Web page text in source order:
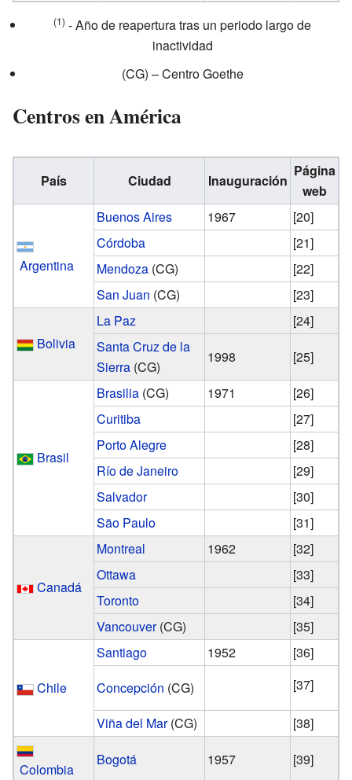
(1) -Año de reapertura tras un periodo largo de
inactividad
(CG) –Centro Goethe
Centros en América
País Ciudad Inauguración
Página
web
Argentina
Buenos Aires 1967
[20]
Córdoba
[21]
Mendoza (CG)
[22]
San Juan (CG) [23]
Bolivia
La Paz
[24]
Santa Cruz de la
Sierra (CG)
1998 [25]
Brasil
Brasilia (CG) 1971
[26]
Curitiba
[27]
Porto Alegre
[28]
Río de Janeiro
[29]
Salvador
[30]
São Paulo
[31]
Canadá
Montreal 1962
[32]
Ottawa
[33]
Toronto
[34]
Vancouver(CG) [35]
Chile
Santiago 1952
[36]
Concepción (CG) [37]
Viña del Mar(CG) [38]
Colombia
Bogotá 1957
[39]